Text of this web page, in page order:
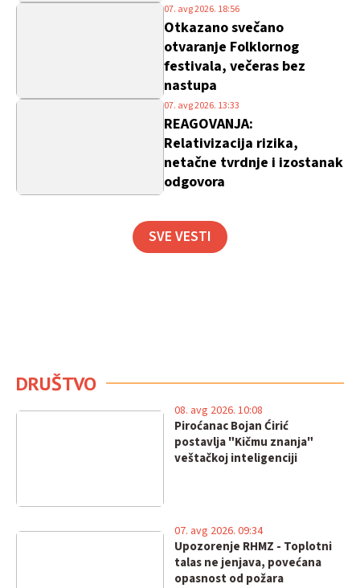
Otkazano svečano
otvaranje Folklornog
festivala, večeras bez
nastupa
07. avg 2026. 18:56
REAGOVANJA:
Relativizacija rizika,
netačne tvrdnje i izostanak
odgovora
07. avg 2026. 13:33
SVE VESTI
DRUŠTVO
Piroćanac Bojan Ćirić
postavlja "Kičmu znanja"
veštačkoj inteligenciji
08. avg 2026. 10:08
Upozorenje RHMZ - Toplotni
talas ne jenjava, povećana
opasnost od požara
07. avg 2026. 09:34